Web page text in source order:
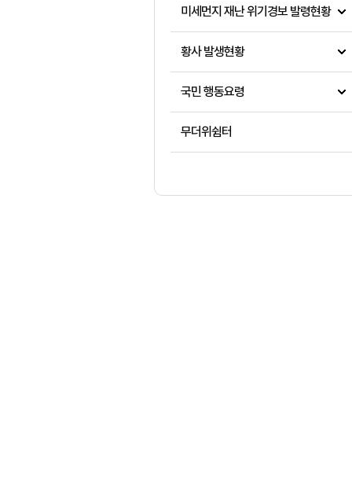
미세먼지 재난 위기경보 발령현황
황사 발생현황
국민 행동요령
무더위쉼터